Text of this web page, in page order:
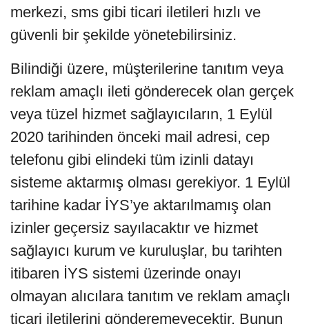
merkezi, sms gibi ticari iletileri hızlı ve
güvenli bir şekilde yönetebilirsiniz.
Bilindiği üzere, müşterilerine tanıtım veya
reklam amaçlı ileti gönderecek olan gerçek
veya tüzel hizmet sağlayıcıların, 1 Eylül
2020 tarihinden önceki mail adresi, cep
telefonu gibi elindeki tüm izinli datayı
sisteme aktarmış olması gerekiyor. 1 Eylül
tarihine kadar İYS’ye aktarılmamış olan
izinler geçersiz sayılacaktır ve hizmet
sağlayıcı kurum ve kuruluşlar, bu tarihten
itibaren İYS sistemi üzerinde onayı
olmayan alıcılara tanıtım ve reklam amaçlı
ticari iletilerini gönderemeyecektir. Bunun